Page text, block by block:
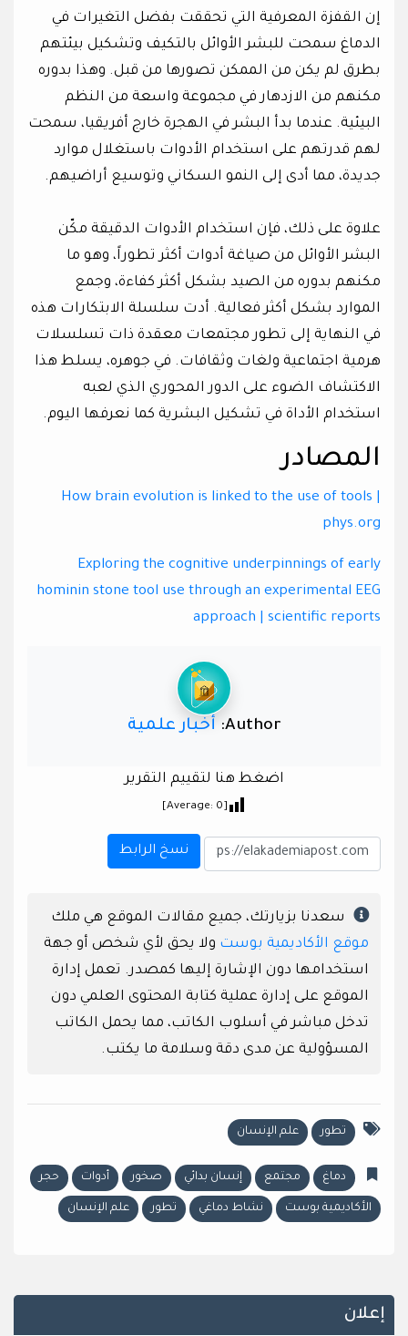
إن القفزة المعرفية التي تحققت بفضل التغيرات في
الدماغ سمحت للبشر الأوائل بالتكيف وتشكيل بيئتهم
بطرق لم يكن من الممكن تصورها من قبل. وهذا بدوره
مكنهم من الازدهار في مجموعة واسعة من النظم
البيئية. عندما بدأ البشر في الهجرة خارج أفريقيا، سمحت
لهم قدرتهم على استخدام الأدوات باستغلال موارد
جديدة، مما أدى إلى النمو السكاني وتوسيع أراضيهم.
علاوة على ذلك، فإن استخدام الأدوات الدقيقة مكّن
البشر الأوائل من صياغة أدوات أكثر تطوراً، وهو ما
مكنهم بدوره من الصيد بشكل أكثر كفاءة، وجمع
الموارد بشكل أكثر فعالية. أدت سلسلة الابتكارات هذه
في النهاية إلى تطور مجتمعات معقدة ذات تسلسلات
هرمية اجتماعية ولغات وثقافات. في جوهره، يسلط هذا
الاكتشاف الضوء على الدور المحوري الذي لعبه
استخدام الأداة في تشكيل البشرية كما نعرفها اليوم.
المصادر
How brain evolution is linked to the use of tools |
phys.org
Exploring the cognitive underpinnings of early
hominin stone tool use through an experimental EEG
approach | scientific reports
Author: أخبار علمية
اضغط هنا لتقييم التقرير
[Average:
0
]
نسخ الرابط
سعدنا بزيارتك، جميع مقالات الموقع هي ملك
موقع الأكاديمية بوست ولا يحق لأي شخص أو جهة
استخدامها دون الإشارة إليها كمصدر. تعمل إدارة
الموقع على إدارة عملية كتابة المحتوى العلمي دون
تدخل مباشر في أسلوب الكاتب، مما يحمل الكاتب
المسؤولية عن مدى دقة وسلامة ما يكتب.
تطور علم الإنسان
دماغ مجتمع إنسان بدائي صخور أدوات حجر
الأكاديمية بوست نشاط دماغي تطور علم الإنسان
إعلان